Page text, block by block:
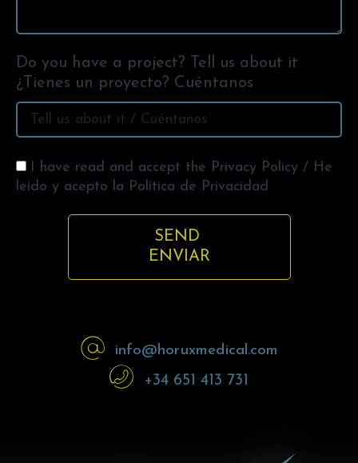
Do you have a project? Tell us about it
¿Tienes un proyecto? Cuéntanos
I have read and accept the Privacy Policy / He
leído y acepto la Política de Privacidad
SEND
ENVIAR
info@horuxmedical.com
+34 651 413 731